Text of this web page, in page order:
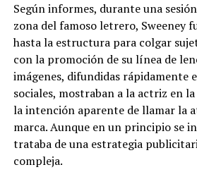
Según informes, durante una
zona del famoso letrero, Sweeney
hasta la estructura para colgar
con la promoción de su línea de
imágenes, difundidas rápidamente
sociales, mostraban a la actriz en
la intención aparente de llamar la
marca. Aunque en un principio se
trataba de una estrategia
compleja.